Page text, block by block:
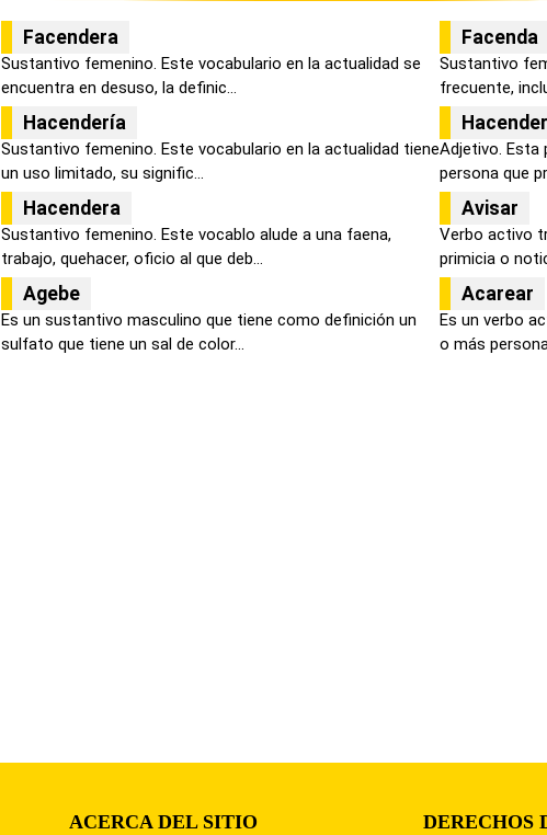
Facendera
Sustantivo femenino. Este vocabulario en la actualidad se
encuentra en desuso, la definic...
Facenda
Sustantivo
frecuente,
Hacendería
Sustantivo femenino. Este vocabulario en la actualidad tiene
un uso limitado, su signific...
Adjetivo. Esta
persona que
Hacendera
Sustantivo femenino. Este vocablo alude a una faena,
trabajo, quehacer, oficio al que deb...
Avisar
Verbo activo
primicia o
Agebe
Es un sustantivo masculino que tiene como definición un
sulfato que tiene un sal de color...
Acarear
Es un verbo
o más
ACERCA DEL SITIO DERECHOS